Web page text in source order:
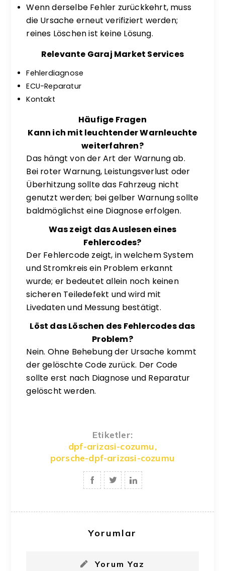
Wenn derselbe Fehler zurückkehrt, muss
die Ursache erneut verifiziert werden;
reines Löschen ist keine Lösung.
Relevante Garaj Market Services
Fehlerdiagnose
ECU-Reparatur
Kontakt
Häufige Fragen
Kann ich mit leuchtender Warnleuchte
weiterfahren?
Das hängt von der Art der Warnung ab.
Bei roter Warnung, Leistungsverlust oder
Überhitzung sollte das Fahrzeug nicht
genutzt werden; bei gelber Warnung sollte
baldmöglichst eine Diagnose erfolgen.
Was zeigt das Auslesen eines
Fehlercodes?
Der Fehlercode zeigt, in welchem System
und Stromkreis ein Problem erkannt
wurde; er bedeutet allein noch keinen
sicheren Teiledefekt und wird mit
Livedaten und Messung bestätigt.
Löst das Löschen des Fehlercodes das
Problem?
Nein. Ohne Behebung der Ursache kommt
der gelöschte Code zurück. Der Code
sollte erst nach Diagnose und Reparatur
gelöscht werden.
Etiketler:
dpf-arizasi-cozumu,
porsche-dpf-arizasi-cozumu
Yorumlar
Yorum Yaz